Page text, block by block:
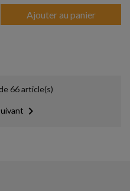
Ajouter au panier
66 article(s)
